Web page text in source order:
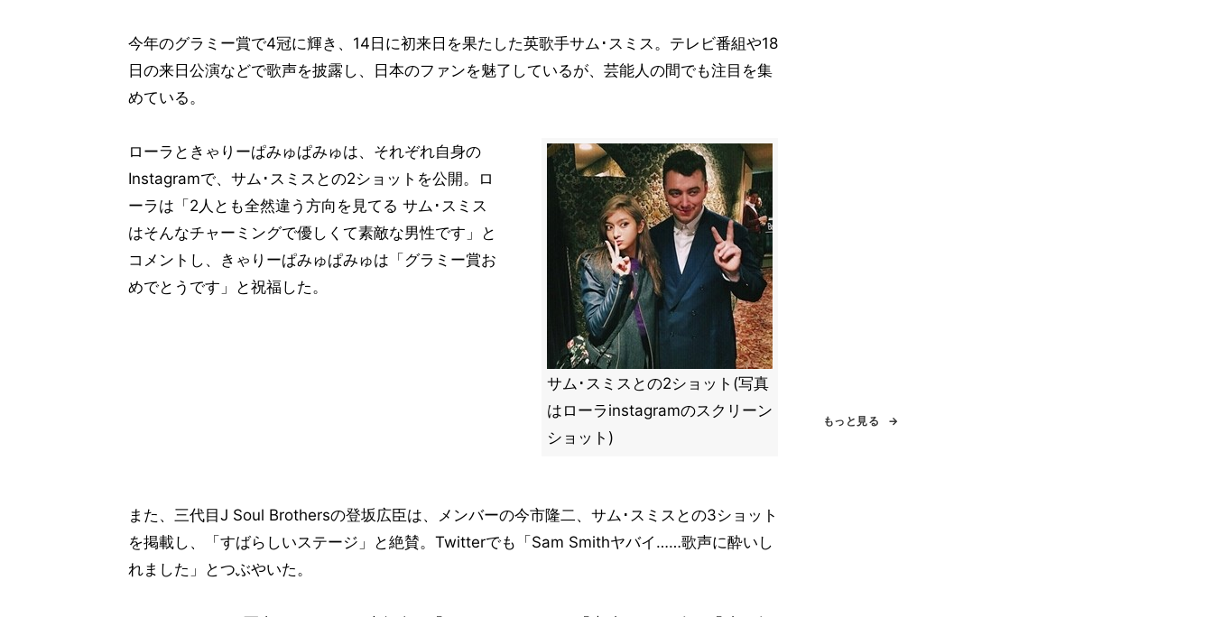
今年のグラミー賞で4冠に輝き、14日に初来日を果たした英歌手サム･スミス。テレビ番組や18
日の来日公演などで歌声を披露し、日本のファンを魅了しているが、芸能人の間でも注目を集
めている。
サム･スミスとの2ショット(写真
はローラinstagramのスクリーン
ショット)
ローラときゃりーぱみゅぱみゅは、それぞれ自身の
Instagramで、サム･スミスとの2ショットを公開。ロ
ーラは「2人とも全然違う方向を見てる サム･スミス
はそんなチャーミングで優しくて素敵な男性です」と
コメントし、きゃりーぱみゅぱみゅは「グラミー賞お
めでとうです」と祝福した。
また、三代目J Soul Brothersの登坂広臣は、メンバーの今市隆二、サム･スミスとの3ショット
を掲載し、「すばらしいステージ」と絶賛。Twitterでも「Sam Smithヤバイ……歌声に酔いし
れました」とつぶやいた。
もっと見る